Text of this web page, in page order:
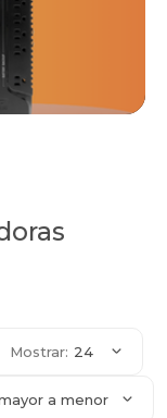
Mostrar: 24
a menor